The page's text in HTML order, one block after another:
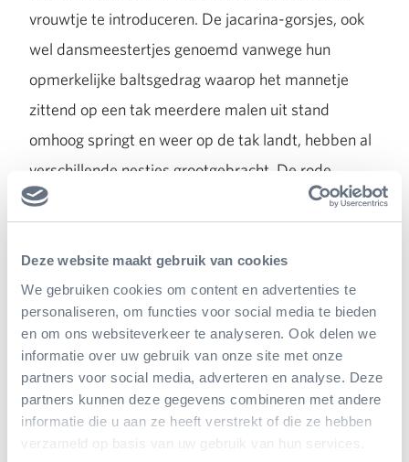
Deze website maakt gebruik van cookies
We gebruiken cookies om content en advertenties te
personaliseren, om functies voor social media te bieden
en om ons websiteverkeer te analyseren. Ook delen we
informatie over uw gebruik van onze site met onze
partners voor social media, adverteren en analyse. Deze
partners kunnen deze gegevens combineren met andere
informatie die u aan ze heeft verstrekt of die ze hebben
verzameld op basis van uw gebruik van hun services.
vrouwtje te introduceren. De jacarina-gorsjes, ook
wel dansmeestertjes genoemd vanwege hun
opmerkelijke baltsgedrag waarop het mannetje
zittend op een tak meerdere malen uit stand
omhoog springt en weer op de tak landt, hebben al
verschillende nestjes grootgebracht. De rode
kardinalen doen het erg goed en hebben al
de jongen gingen ze helaas echter veel
morpho’svangen. Om die reden hebben we
uiteindelijk besloten om alleen een mannengroepje
rode kardinalen in de Mangrove te houden
voortaan. Bij de rosse fluiteenden doet zich weer
een andere uitdaging voor: zij eten erg graag van
het aangeplante zeegras. Daar mogen ze op zich